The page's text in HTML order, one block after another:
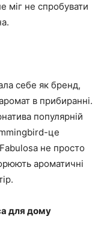
міг не спробувати
себе як бренд,
в прибиранні.
популярній
це
не просто
ароматичні
для дому